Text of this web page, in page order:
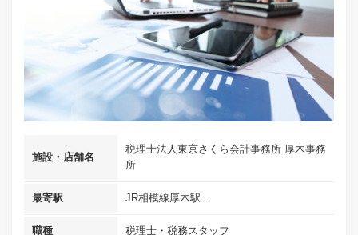
施設・店舗名
税理士法人東京さくら会計事務所 厚木事務
所
最寄駅 JR相模線厚木駅...
職種 税理士・税務スタッフ